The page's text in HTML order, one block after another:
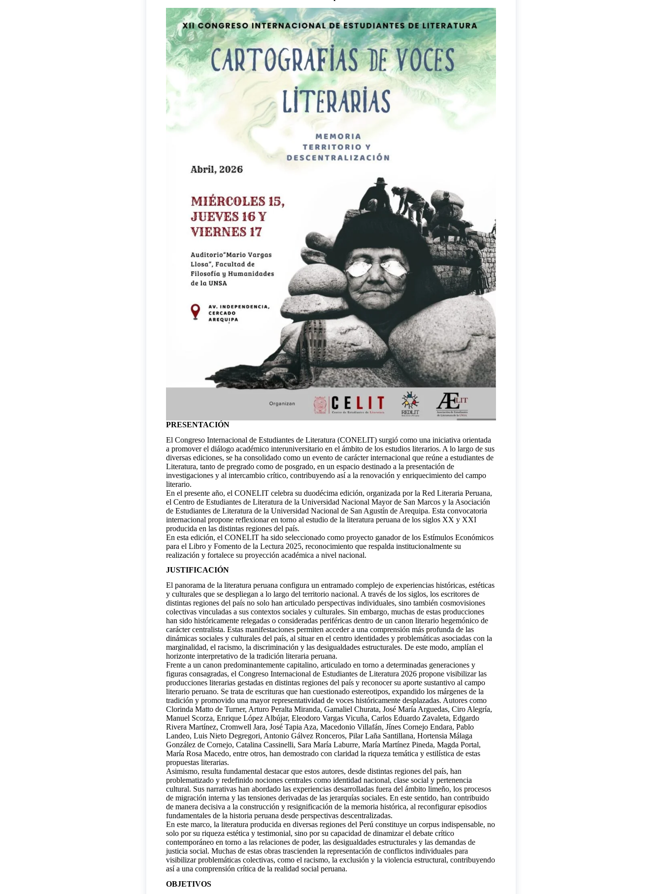
PRESENTACIÓN
El Congreso Internacional de Estudiantes de Literatura (CONELIT) surgió como una iniciativa orientada
a promover el diálogo académico interuniversitario en el ámbito de los estudios literarios. A lo largo de sus
diversas ediciones, se ha consolidado como un evento de carácter internacional que reúne a estudiantes de
Literatura, tanto de pregrado como de posgrado, en un espacio destinado a la presentación de
investigaciones y al intercambio crítico, contribuyendo así a la renovación y enriquecimiento del campo
literario.
En el presente año, el CONELIT celebra su duodécima edición, organizada por la Red Literaria Peruana,
el Centro de Estudiantes de Literatura de la Universidad Nacional Mayor de San Marcos y la Asociación
de Estudiantes de Literatura de la Universidad Nacional de San Agustín de Arequipa. Esta convocatoria
internacional propone reflexionar en torno al estudio de la literatura peruana de los siglos XX y XXI
producida en las distintas regiones del país.
En esta edición, el CONELIT ha sido seleccionado como proyecto ganador de los Estímulos Económicos
para el Libro y Fomento de la Lectura 2025, reconocimiento que respalda institucionalmente su
realización y fortalece su proyección académica a nivel nacional.
JUSTIFICACIÓN
El panorama de la literatura peruana configura un entramado complejo de experiencias históricas, estéticas
y culturales que se despliegan a lo largo del territorio nacional. A través de los siglos, los escritores de
distintas regiones del país no solo han articulado perspectivas individuales, sino también cosmovisiones
colectivas vinculadas a sus contextos sociales y culturales. Sin embargo, muchas de estas producciones
han sido históricamente relegadas o consideradas periféricas dentro de un canon literario hegemónico de
carácter centralista. Estas manifestaciones permiten acceder a una comprensión más profunda de las
dinámicas sociales y culturales del país, al situar en el centro identidades y problemáticas asociadas con la
marginalidad, el racismo, la discriminación y las desigualdades estructurales. De este modo, amplían el
horizonte interpretativo de la tradición literaria peruana.
Frente a un canon predominantemente capitalino, articulado en torno a determinadas generaciones y
figuras consagradas, el Congreso Internacional de Estudiantes de Literatura 2026 propone visibilizar las
producciones literarias gestadas en distintas regiones del país y reconocer su aporte sustantivo al campo
literario peruano. Se trata de escrituras que han cuestionado estereotipos, expandido los márgenes de la
tradición y promovido una mayor representatividad de voces históricamente desplazadas. Autores como
Clorinda Matto de Turner, Arturo Peralta Miranda, Gamaliel Churata, José María Arguedas, Ciro Alegría,
Manuel Scorza, Enrique López Albújar, Eleodoro Vargas Vicuña, Carlos Eduardo Zavaleta, Edgardo
Rivera Martínez, Cromwell Jara, José Tapia Aza, Macedonio Villafán, Jínes Cornejo Endara, Pablo
Landeo, Luis Nieto Degregori, Antonio Gálvez Ronceros, Pilar Laña Santillana, Hortensia Málaga
González de Cornejo, Catalina Cassinelli, Sara María Laburre, María Martínez Pineda, Magda Portal,
María Rosa Macedo, entre otros, han demostrado con claridad la riqueza temática y estilística de estas
propuestas literarias.
Asimismo, resulta fundamental destacar que estos autores, desde distintas regiones del país, han
problematizado y redefinido nociones centrales como identidad nacional, clase social y pertenencia
cultural. Sus narrativas han abordado las experiencias desarrolladas fuera del ámbito limeño, los procesos
de migración interna y las tensiones derivadas de las jerarquías sociales. En este sentido, han contribuido
de manera decisiva a la construcción y resignificación de la memoria histórica, al reconfigurar episodios
fundamentales de la historia peruana desde perspectivas descentralizadas.
En este marco, la literatura producida en diversas regiones del Perú constituye un corpus indispensable, no
solo por su riqueza estética y testimonial, sino por su capacidad de dinamizar el debate crítico
contemporáneo en torno a las relaciones de poder, las desigualdades estructurales y las demandas de
justicia social. Muchas de estas obras trascienden la representación de conflictos individuales para
visibilizar problemáticas colectivas, como el racismo, la exclusión y la violencia estructural, contribuyendo
así a una comprensión crítica de la realidad social peruana.
OBJETIVOS